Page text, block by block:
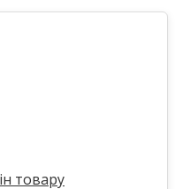
товару